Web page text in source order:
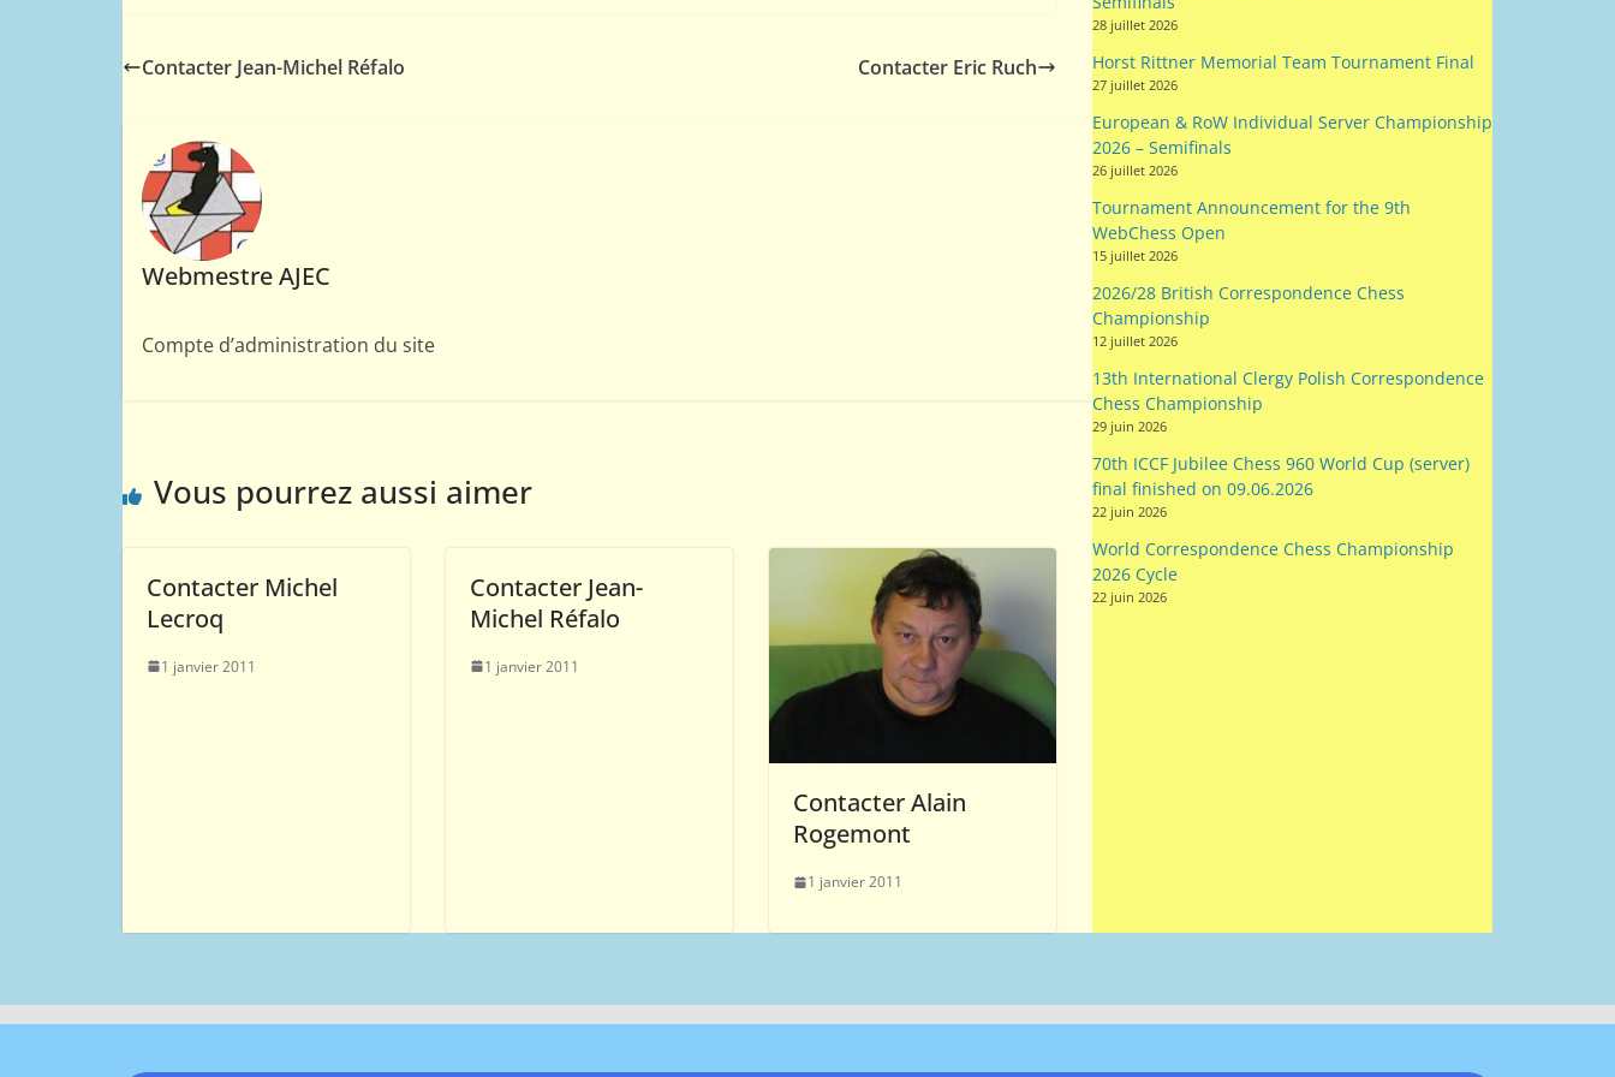
Contacter Jean-Michel Réfalo Contacter Eric Ruch
Webmestre AJEC
Compte d’administration du site
Vous pourrez aussi aimer
Contacter Michel
Lecroq
1 janvier 2011
Contacter Jean-
Michel Réfalo
1 janvier 2011
Contacter Alain
Rogemont
1 janvier 2011
28 juillet 2026
Horst Rittner Memorial Team Tournament Final
27 juillet 2026
European & RoW Individual Server Championship
2026 – Semifinals
26 juillet 2026
Tournament Announcement for the 9th
WebChess Open
15 juillet 2026
2026/28 British Correspondence Chess
Championship
12 juillet 2026
13th International Clergy Polish Correspondence
Chess Championship
29 juin 2026
70th ICCF Jubilee Chess 960 World Cup (server)
final finished on 09.06.2026
22 juin 2026
World Correspondence Chess Championship
2026 Cycle
22 juin 2026